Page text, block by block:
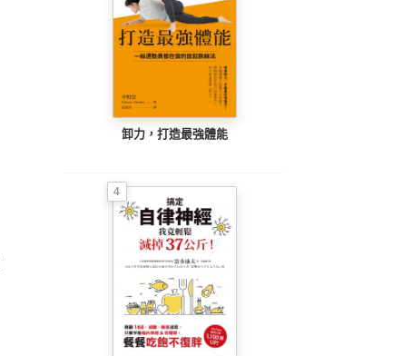
卸力，打造最強體能
4